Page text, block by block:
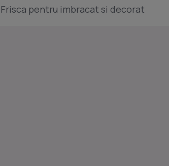
Frisca pentru imbracat si decorat